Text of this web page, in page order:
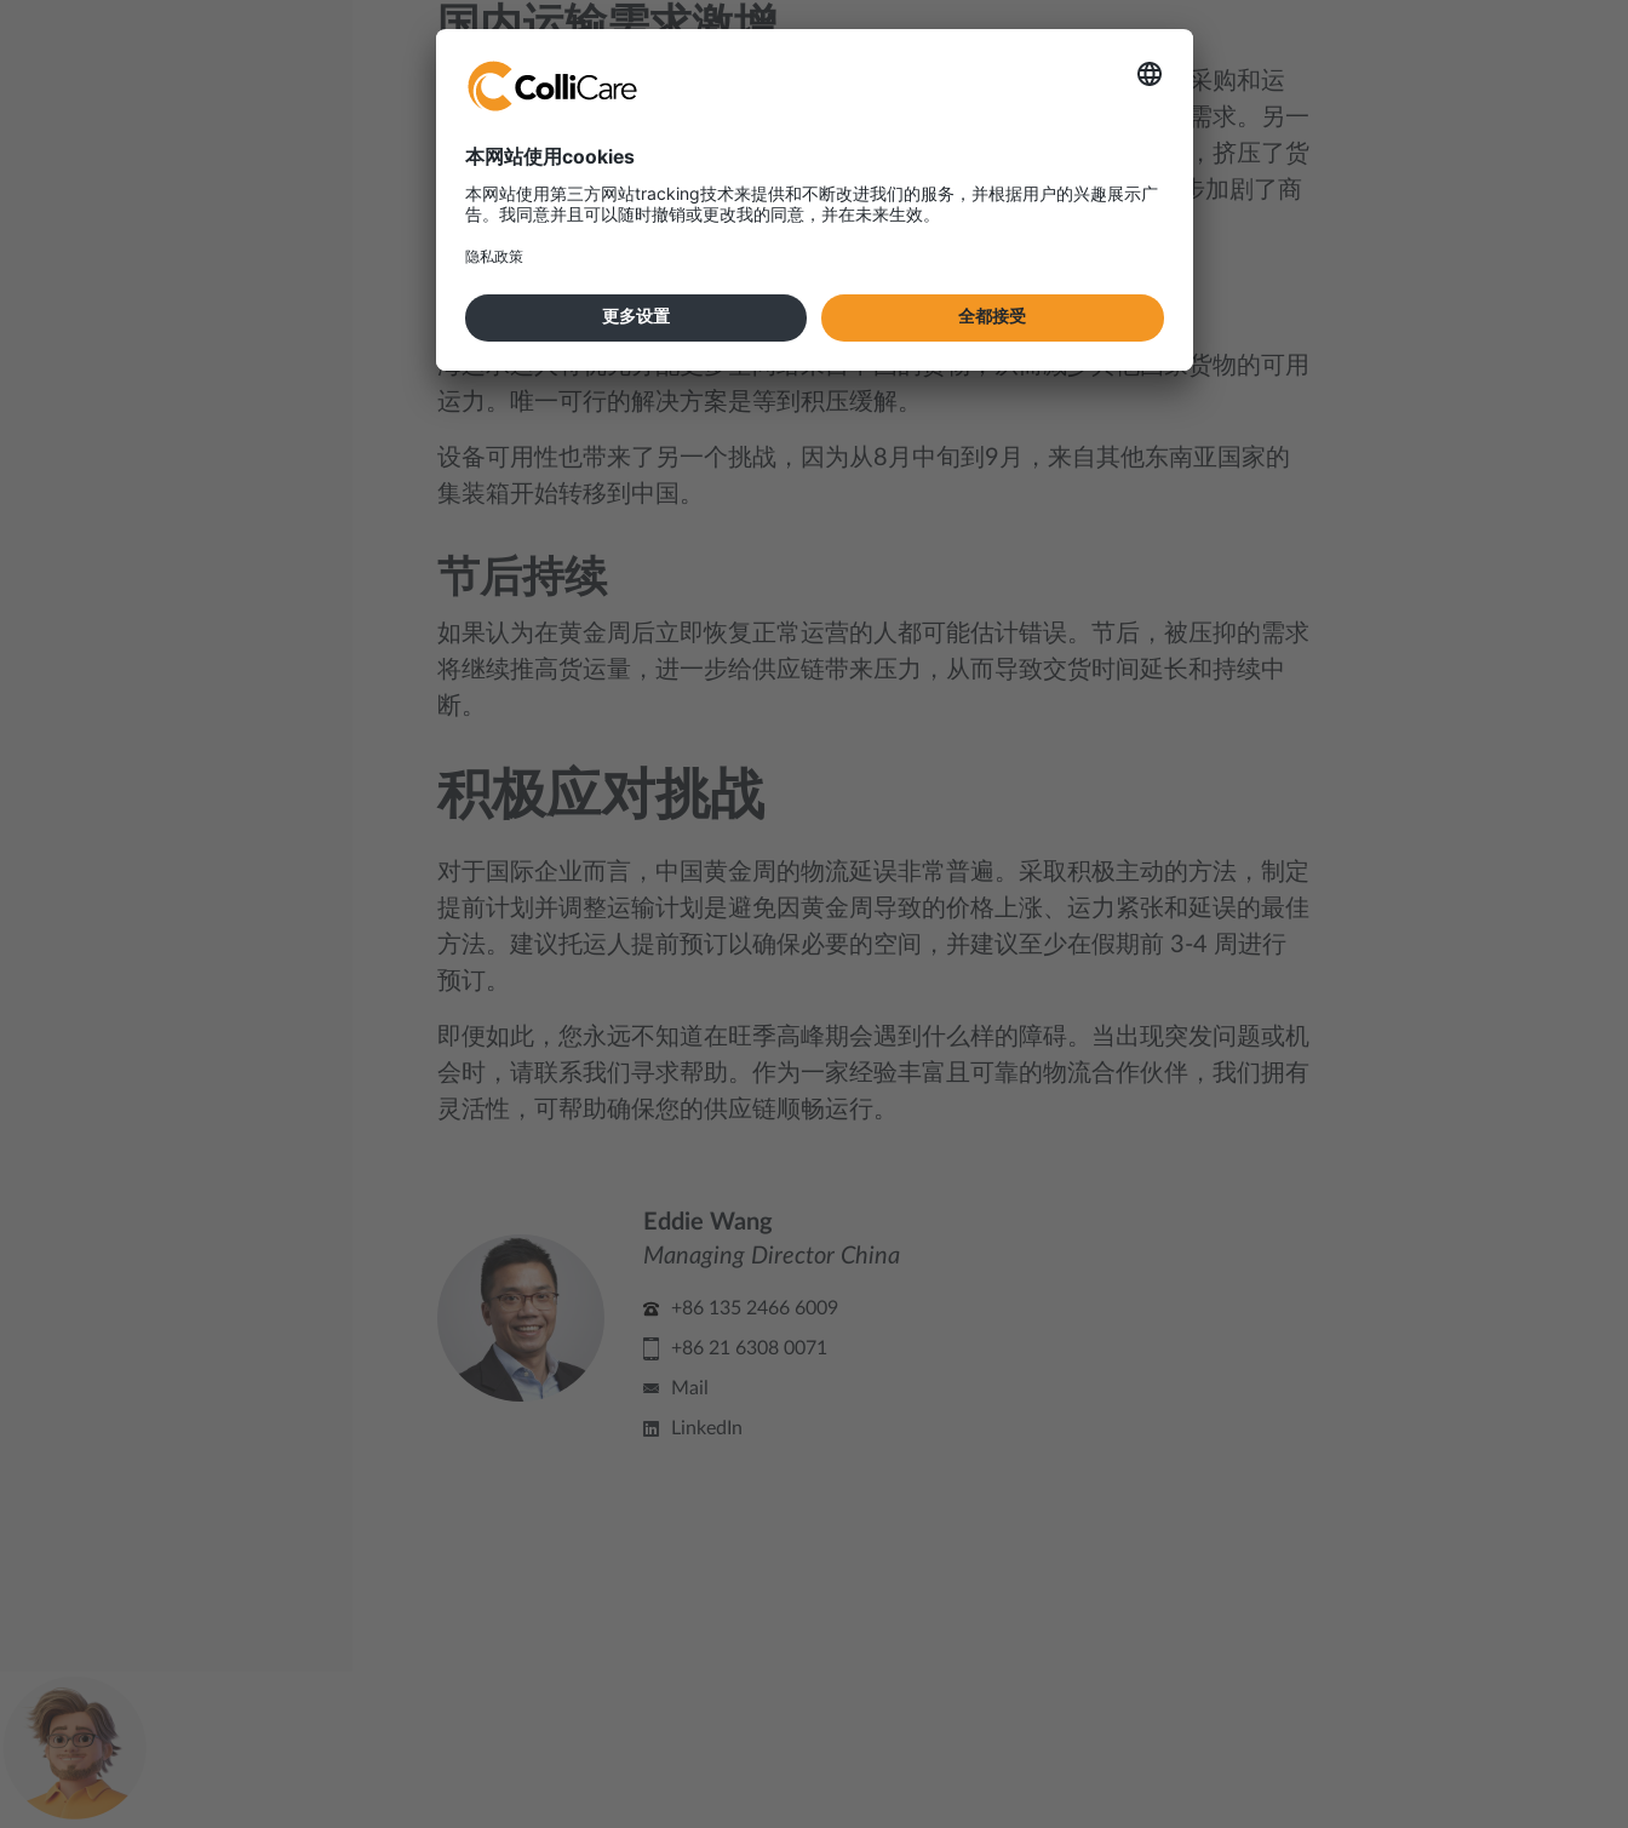
国内运输需求激增
节日前通常是国内消费者囤货和人口流动的旺季。制造商和零售商忙于采购和运
输，提前为即将到来的假期做准备，以应对假期停工，从而推高了物流需求。另一
方面，人们返乡或旅行导致公路、铁路和航空等民用交通运输压力激增，挤压了货
运能力。最终，运输市场面临“供应短缺”，运费上涨，时效延长，进一步加剧了商
品流通的缓慢。
中国境外：运力和设备短缺
海运承运人将优先分配更多空间给来自中国的货物，从而减少其他国家货物的可用
运力。唯一可行的解决方案是等到积压缓解。
设备可用性也带来了另一个挑战，因为从8月中旬到9月，来自其他东南亚国家的
集装箱开始转移到中国。
节后持续
如果认为在黄金周后立即恢复正常运营的人都可能估计错误。节后，被压抑的需求
将继续推高货运量，进一步给供应链带来压力，从而导致交货时间延长和持续中
断。
积极应对挑战
对于国际企业而言，中国黄金周的物流延误非常普遍。采取积极主动的方法，制定
提前计划并调整运输计划是避免因黄金周导致的价格上涨、运力紧张和延误的最佳
方法。建议托运人提前预订以确保必要的空间，并建议至少在假期前 3-4 周进行
预订。
即便如此，您永远不知道在旺季高峰期会遇到什么样的障碍。当出现突发问题或机
会时，请联系我们寻求帮助。作为一家经验丰富且可靠的物流合作伙伴，我们拥有
灵活性，可帮助确保您的供应链顺畅运行。
Eddie Wang
Managing Director China
+86 135 2466 6009
+86 21 6308 0071
Mail
LinkedIn